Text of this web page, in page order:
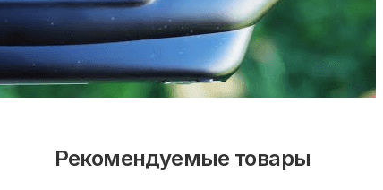
Рекомендуемые товары